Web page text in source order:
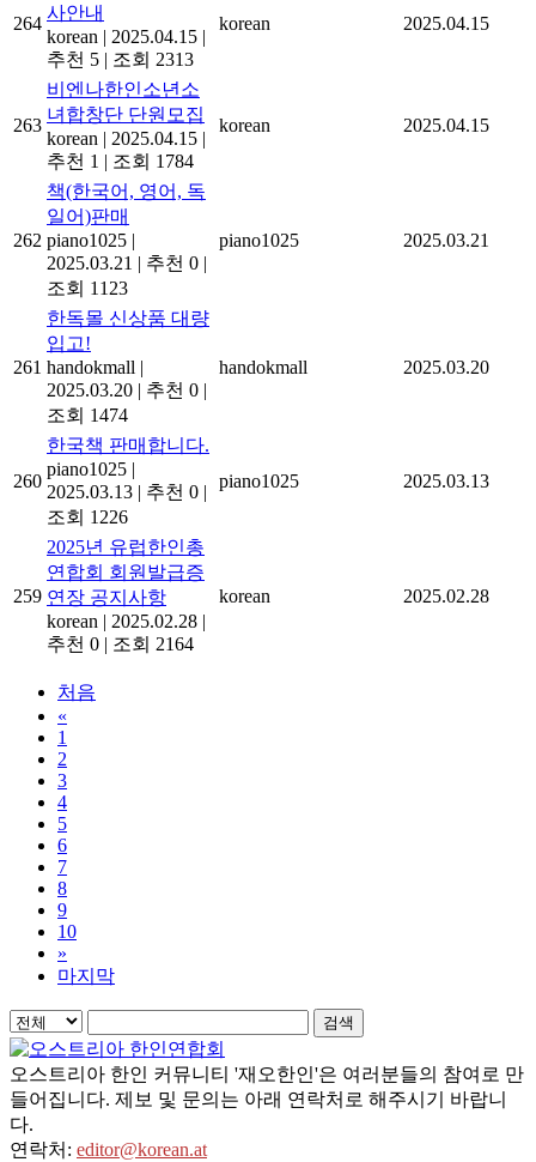
264
사안내
korean | 2025.04.15 |
추천 5 | 조회 2313
korean 2025.04.15
263
비엔나한인소년소
녀합창단 단원모집
korean | 2025.04.15 |
추천 1 | 조회 1784
korean 2025.04.15
262
책(한국어, 영어, 독
일어)판매
piano1025 |
2025.03.21 | 추천 0 |
조회 1123
piano1025 2025.03.21
261
한독몰 신상품 대량
입고!
handokmall |
2025.03.20 | 추천 0 |
조회 1474
handokmall 2025.03.20
260
한국책 판매합니다.
piano1025 |
2025.03.13 | 추천 0 |
조회 1226
piano1025 2025.03.13
259
2025년 유럽한인총
연합회 회원발급증
연장 공지사항
korean | 2025.02.28 |
추천 0 | 조회 2164
korean 2025.02.28
처음
«
1
2
3
4
5
6
7
8
9
10
»
마지막
검색
오스트리아 한인 커뮤니티 '재오한인'은 여러분들의 참여로 만
들어집니다. 제보 및 문의는 아래 연락처로 해주시기 바랍니
다.
연락처: editor@korean.at